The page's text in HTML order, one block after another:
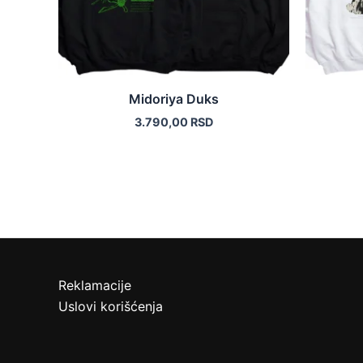
Midoriya Duks
3.790,00 RSD
stranici
Reklamacije
Uslovi korišćenja